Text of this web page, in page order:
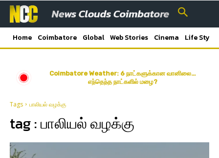
Home Coimbatore Global Web Stories Cinema Life Style
Coimbatore Weather: 6 நாட்களுக்கான வானிலை…
எந்தெந்த நாட்களில் மழை?
Tags பாலியல் வழக்கு
tag :பாலியல் வழக்கு